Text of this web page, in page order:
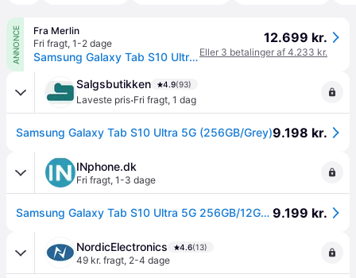
ANNONCE
Fra Merlin
Fri fragt, 1-2 dage
Samsung Galaxy Tab S10 Ultra 5G 256GB/12GB - Moonstone Grey
12.699 kr.
Eller 3 betalinger af 4.233 kr.
Salgsbutikken 4.9(93)
Laveste pris·Fri fragt, 1 dag
Samsung Galaxy Tab S10 Ultra 5G (256GB/Grey)9.198 kr.
INphone.dk
Fri fragt, 1-3 dage
Samsung Galaxy Tab S10 Ultra 5G 256GB/12GB - Moonstone Grey 9.199 kr.
NordicElectronics 4.6(13)
49 kr. fragt, 2-4 dage